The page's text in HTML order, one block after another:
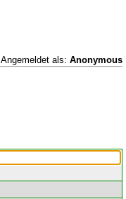
Angemeldet als: Anonymous